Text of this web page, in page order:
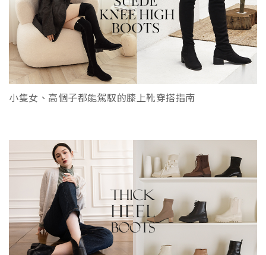
小隻女、高個子都能駕馭的膝上靴穿搭指南